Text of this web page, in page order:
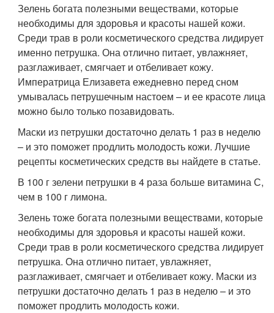
Зелень богата полезными веществами, которые
необходимы для здоровья и красоты нашей кожи.
Среди трав в роли косметического средства лидирует
именно петрушка. Она отлично питает, увлажняет,
разглаживает, смягчает и отбеливает кожу.
Императрица Елизавета ежедневно перед сном
умывалась петрушечным настоем – и ее красоте лица
можно было только позавидовать.
Маски из петрушки достаточно делать 1 раз в неделю
– и это поможет продлить молодость кожи. Лучшие
рецепты косметических средств вы найдете в статье.
В 100 г зелени петрушки в 4 раза больше витамина С,
чем в 100 г лимона.
Зелень тоже богата полезными веществами, которые
необходимы для здоровья и красоты нашей кожи.
Среди трав в роли косметического средства лидирует
петрушка. Она отлично питает, увлажняет,
разглаживает, смягчает и отбеливает кожу. Маски из
петрушки достаточно делать 1 раз в неделю – и это
поможет продлить молодость кожи.